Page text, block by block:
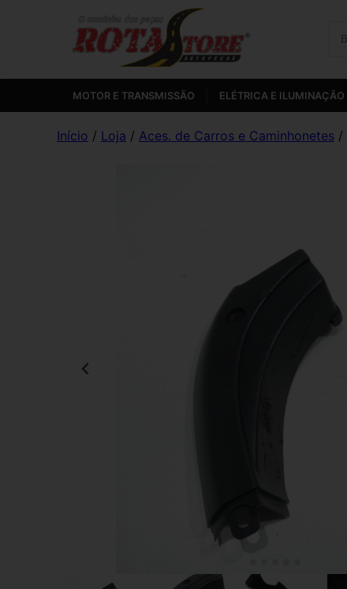
MOTOR E TRANSMISSÃO ELÉTRICA E ILUMINAÇÃO
Início / Loja / Aces. de Carros e Caminhonetes /